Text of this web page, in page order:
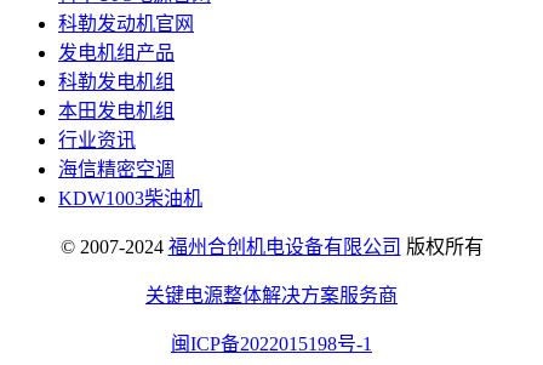
科勒发动机官网
发电机组产品
科勒发电机组
本田发电机组
行业资讯
海信精密空调
KDW1003柴油机
© 2007-2024 福州合创机电设备有限公司 版权所有
关键电源整体解决方案服务商
闽ICP备2022015198号-1